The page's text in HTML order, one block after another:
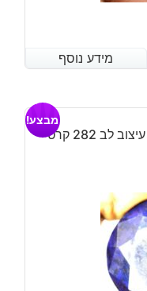
מידע נוסף
מידע נוסף
282 קרט
מבצע!